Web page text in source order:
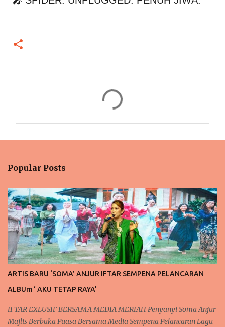
t
s
Popular Posts
ARTIS BARU ‘SOMA’ ANJUR IFTAR SEMPENA PELANCARAN
ALBUm ‘ AKU TETAP RAYA’
IFTAR EXLUSIF BERSAMA MEDIA MERIAH Penyanyi Soma Anjur
Majlis Berbuka Puasa Bersama Media Sempena Pelancaran Lagu